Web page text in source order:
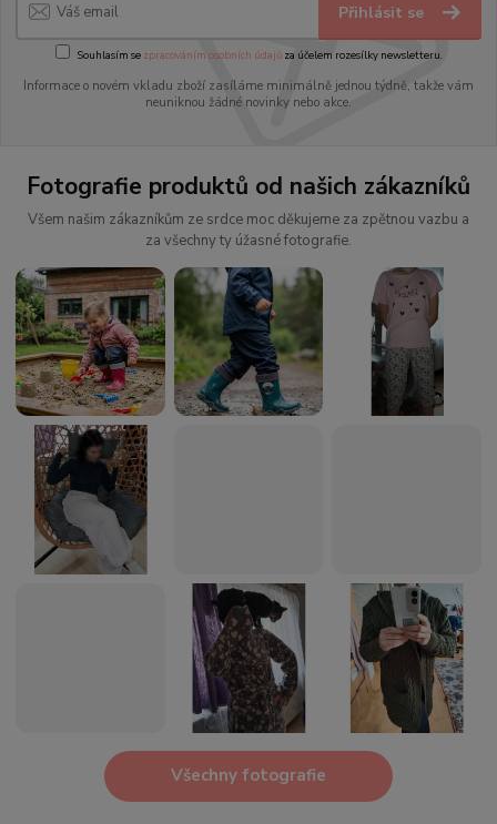
Přihlásit se
Souhlasím se zpracováním osobních údajůza účelem rozesílky newsletteru.
Informace o novém vkladu zboží zasíláme minimálně jednou týdně, takže vám
neuniknou žádné novinky nebo akce.
Fotografie produktů od našich zákazníků
Všem našim zákazníkům ze srdce moc děkujeme za zpětnou vazbu a
za všechny ty úžasné fotografie.
Všechny fotografie